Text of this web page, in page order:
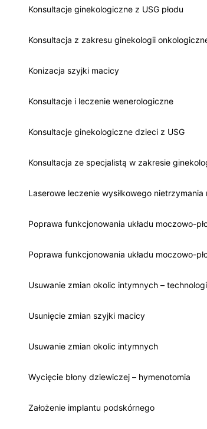
Konsultacje ginekologiczne z USG płodu
Konsultacja z zakresu ginekologii
Konizacja szyjki macicy
Konsultacje i leczenie wenerologiczne
Konsultacje ginekologiczne dzieci z USG
Konsultacja ze specjalistą w zakresie
Laserowe leczenie wysiłkowego nietrzymania
Poprawa funkcjonowania układu moczowo-
Poprawa funkcjonowania układu moczowo-
Usuwanie zmian okolic intymnych –
Usunięcie zmian szyjki macicy
Usuwanie zmian okolic intymnych
Wycięcie błony dziewiczej – hymenotomia
Założenie implantu podskórnego